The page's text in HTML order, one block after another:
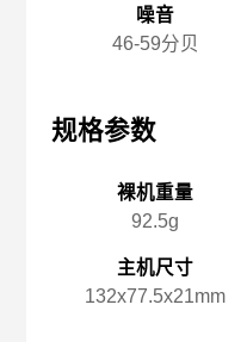
噪音
46-59分贝
规格参数
裸机重量
92.5g
主机尺寸
132x️77.5x️21mm